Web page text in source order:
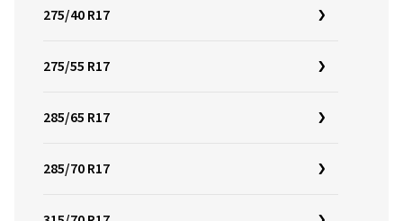
275/40 R17
275/55 R17
285/65 R17
285/70 R17